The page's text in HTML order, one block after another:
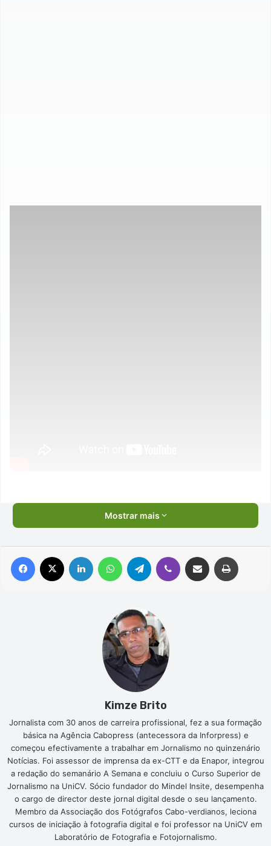
Mostrar mais
Facebook Linkedin WhatsAppTelegram Viber Compartilhar via e-mail
Kimze Brito
Jornalista com 30 anos de carreira profissional, fez a sua formação
básica na Agência Cabopress (antecessora da Inforpress) e
começou efectivamente a trabalhar em Jornalismo no quinzenário
Notícias. Foi assessor de imprensa da ex-CTT e da Enapor, integrou
a redação do semanário A Semana e concluiu o Curso Superior de
Jornalismo na UniCV. Sócio fundador do Mindel Insite, desempenha
o cargo de director deste jornal digital desde o seu lançamento.
Membro da Associação dos Fotógrafos Cabo-verdianos, leciona
cursos de iniciação à fotografia digital e foi professor na UniCV em
Laboratório de Fotografia e Fotojornalismo.